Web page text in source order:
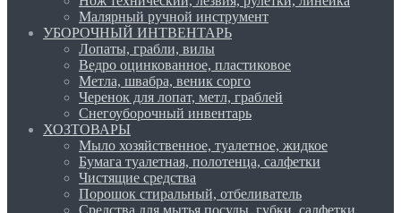
Малярный ручной инструмент
УБОРОЧНЫЙ ИНТВЕНТАРЬ
Лопаты, грабли, вилы
Ведро оцинкованное, пластиковое
Метла, швабра, веник сорго
Черенок для лопат, метл, граблей
Снегоуборочный инвентарь
ХОЗТОВАРЫ
Мыло хозяйственное, туалетное, жидкое
Бумага туалетная, полотенца, салфетки
Чистящие средства
Порошок стиральный, отбеливатель
Средства для мытья посуды, губки, салфетки